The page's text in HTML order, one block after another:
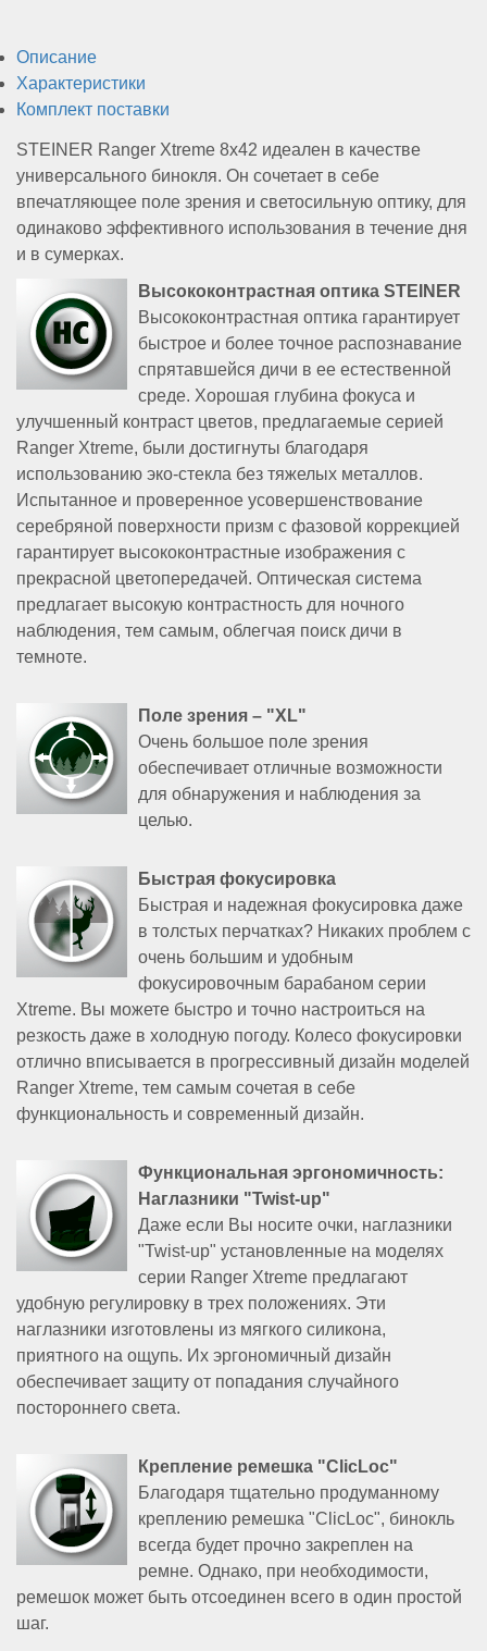
видения
Прицелы
ночного
видения
Телескопы
Аксессуары
Акции
Где
купить
Бренды
компании
Гарантия
Оплата
Доставка
Помощь
Тел.:
8
(800)
707-
20
Обратный
звонок
E-
mail:
info@premium-
optics.ru
Москва,
ул.
Профсоюзная,
Бизнес-
этаж,
офис
129
(вход
пропускам)
Описание
Характеристики
Комплект поставки
STEINER Ranger Xtreme 8x42 идеален в качестве
универсального бинокля. Он сочетает в себе
впечатляющее поле зрения и светосильную оптику, для
одинаково эффективного использования в течение дня
и в сумерках.
Высококонтрастная оптика STEINER
Высококонтрастная оптика гарантирует
быстрое и более точное распознавание
спрятавшейся дичи в ее естественной
среде. Хорошая глубина фокуса и
улучшенный контраст цветов, предлагаемые серией
Ranger Xtreme, были достигнуты благодаря
использованию эко-стекла без тяжелых металлов.
Испытанное и проверенное усовершенствование
серебряной поверхности призм с фазовой коррекцией
гарантирует высококонтрастные изображения с
прекрасной цветопередачей. Оптическая система
предлагает высокую контрастность для ночного
наблюдения, тем самым, облегчая поиск дичи в
темноте.
Поле зрения – "XL"
Очень большое поле зрения
обеспечивает отличные возможности
для обнаружения и наблюдения за
целью.
Быстрая фокусировка
Быстрая и надежная фокусировка даже
в толстых перчатках? Никаких проблем с
очень большим и удобным
фокусировочным барабаном серии
Xtreme. Вы можете быстро и точно настроиться на
резкость даже в холодную погоду. Колесо фокусировки
отлично вписывается в прогрессивный дизайн моделей
Ranger Xtreme, тем самым сочетая в себе
функциональность и современный дизайн.
Функциональная эргономичность:
Наглазники "Twist-up"
Даже если Вы носите очки, наглазники
"Twist-up" установленные на моделях
серии Ranger Xtreme предлагают
удобную регулировку в трех положениях. Эти
наглазники изготовлены из мягкого силикона,
приятного на ощупь. Их эргономичный дизайн
обеспечивает защиту от попадания случайного
постороннего света.
Крепление ремешка "ClicLoc"
Благодаря тщательно продуманному
креплению ремешка "ClicLoc", бинокль
всегда будет прочно закреплен на
ремне. Однако, при необходимости,
ремешок может быть отсоединен всего в один простой
шаг.